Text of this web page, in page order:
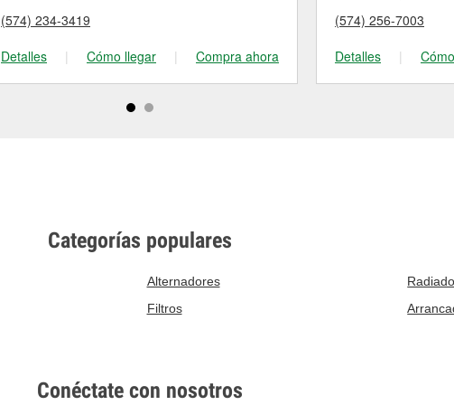
(574) 234-3419
Detalles
| Cómo llegar | Compra ahora
(574) 256-7003
Detalles
|
Categorías populares
Alternadores
Filtros
Conéctate con nosotros